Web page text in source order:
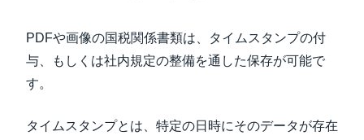
PDFや画像の国税関係書類は、タイムスタンプの付
与、もしくは社内規定の整備を通した保存が可能で
す。
タイムスタンプとは、特定の日時にそのデータが存在